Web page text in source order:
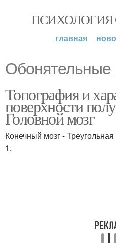
главная
Обонятельные
Топография и
поверхности
Головной мозг
Конечный мозг - Треугольная
1.